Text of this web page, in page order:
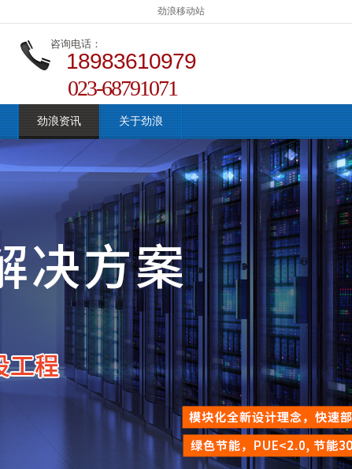
劲浪移动站
咨询电话：
18983610979
023-68791071
劲浪资讯 关于劲浪